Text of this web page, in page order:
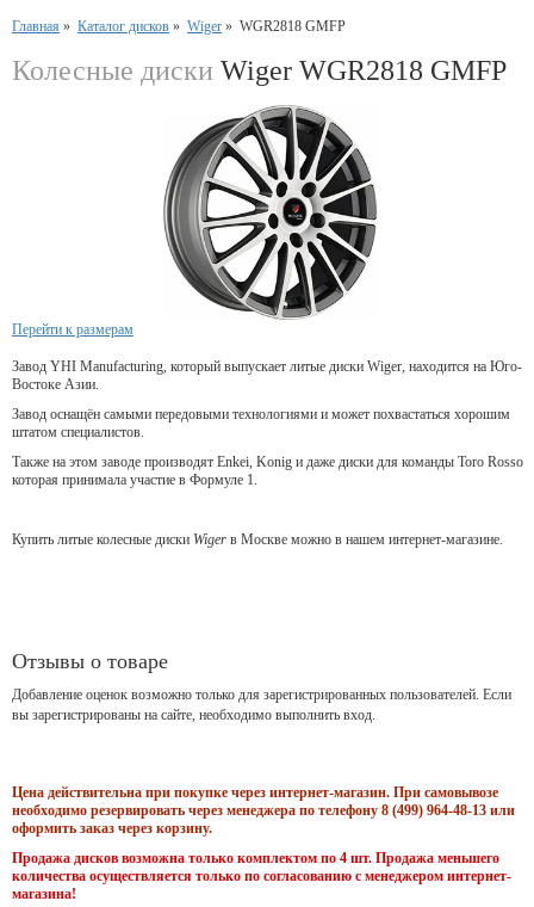
Главная » Каталог дисков » Wiger » WGR2818 GMFP
Колесные диски Wiger WGR2818 GMFP
Перейти к размерам
Завод YHI Manufacturing, который выпускает литые диски Wiger, находится на Юго-
Востоке Азии.
Завод оснащён самыми передовыми технологиями и может похвастаться хорошим
штатом специалистов.
Также на этом заводе производят Enkei, Konig и даже диски для команды Toro Rosso
которая принимала участие в Формуле 1.
Купить литые колесные диски Wiger в Москве можно в нашем интернет-магазине.
Отзывы о товаре
Добавление оценок возможно только для зарегистрированных пользователей. Если
вы зарегистрированы на сайте, необходимо выполнить вход.
Цена действительна при покупке через интернет-магазин. При самовывозе
необходимо резервировать через менеджера по телефону 8 (499) 964-48-13 или
оформить заказ через корзину.
Продажа дисков возможна только комплектом по 4 шт. Продажа меньшего
количества осуществляется только по согласованию с менеджером интернет-
магазина!